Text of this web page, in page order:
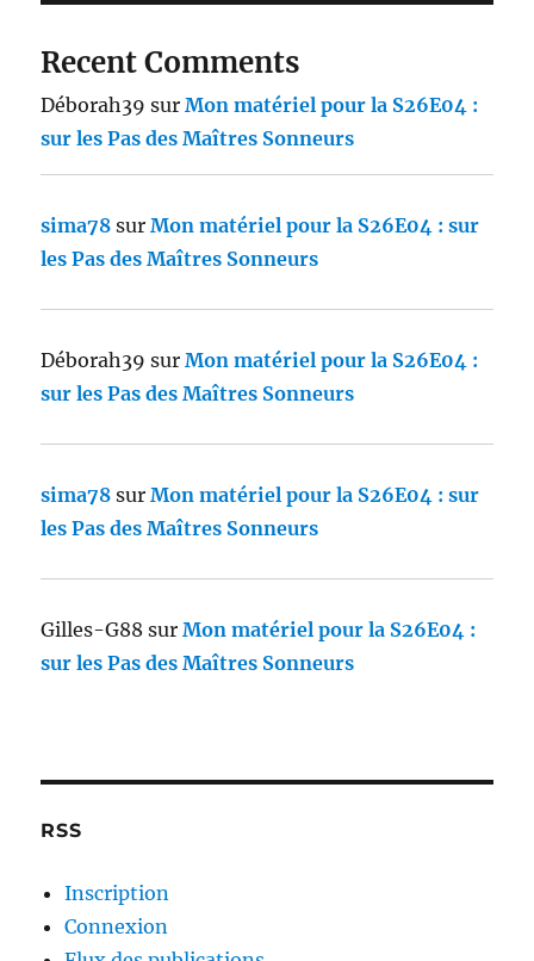
Recent Comments
Déborah39 surMon matériel pour la S26E04 :
sur les Pas des Maîtres Sonneurs
sima78 surMon matériel pour la S26E04 : sur
les Pas des Maîtres Sonneurs
Déborah39 surMon matériel pour la S26E04 :
sur les Pas des Maîtres Sonneurs
sima78 surMon matériel pour la S26E04 : sur
les Pas des Maîtres Sonneurs
Gilles-G88 surMon matériel pour la S26E04 :
sur les Pas des Maîtres Sonneurs
RSS
Inscription
Connexion